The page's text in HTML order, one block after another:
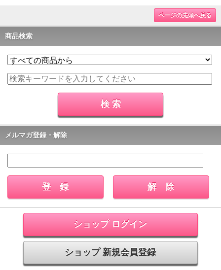
ページの先頭へ戻る
商品検索
メルマガ登録・解除
ショップ ログイン
ショップ 新規会員登録